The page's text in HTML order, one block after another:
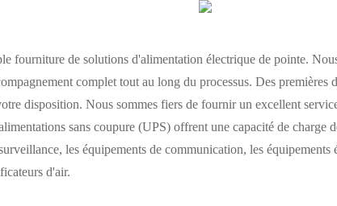
fourniture de solutions d'alimentation électrique de pointe.
complet tout au long du processus. Des premières
disposition. Nous sommes fiers de fournir un excellent
sans coupure (UPS) offrent une capacité de charge
les équipements de communication, les équipements
d'air.